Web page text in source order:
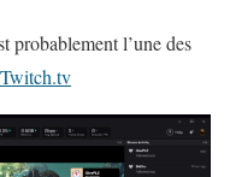
probablement l’une des
Twitch.tv